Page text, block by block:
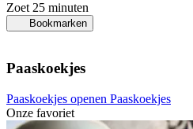
Zoet 25 minuten
Bookmarken
Paaskoekjes
Paaskoekjes openen Paaskoekjes
Onze favoriet